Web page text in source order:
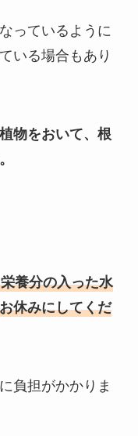
っているように
いる場合もあり
物をおいて、根
養分の入った水
休みにしてくだ
負担がかかりま